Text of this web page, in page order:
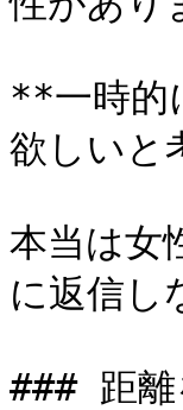
**一時的
欲しいと
本当は女
に返信し
### 距離